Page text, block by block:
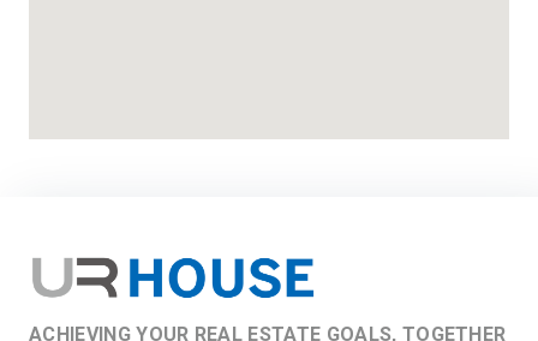
ACHIEVING YOUR REAL ESTATE GOALS, TOGETHER